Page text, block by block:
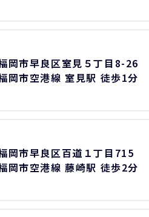
岡市早良区室見５丁目8-26
岡市空港線 室見駅 徒歩1分
岡市早良区百道１丁目715
岡市空港線 藤崎駅 徒歩2分